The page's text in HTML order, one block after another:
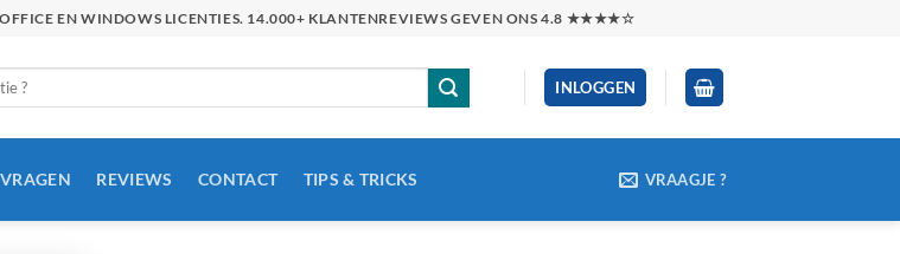
EN WINDOWS LICENTIES. 14.000+ KLANTENREVIEWS GEVEN ONS 4.8 ★★★★☆
INLOGGEN
REVIEWS CONTACT TIPS & TRICKS VRAAGJE ?